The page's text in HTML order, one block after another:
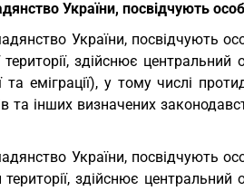
України, посвідчують
України, посвідчують
здійснює
еміграції), у тому числі
та інших визначених
України, посвідчують
здійснює центральний